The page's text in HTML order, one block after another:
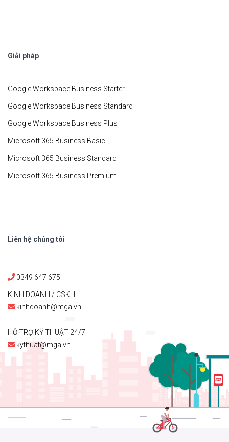
Giải pháp
Google Workspace Business Starter
Google Workspace Business Standard
Google Workspace Business Plus
Microsoft 365 Business Basic
Microsoft 365 Business Standard
Microsoft 365 Business Premium
Liên hệ chúng tôi
0349 647 675
KINH DOANH / CSKH
kinhdoanh@mga.vn
HỖ TRỢ KỸ THUẬT 24/7
kythuat@mga.vn